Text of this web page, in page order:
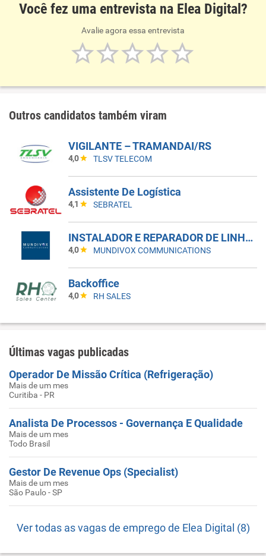
Você fez uma entrevista na Elea Digital?
Avalie agora essa entrevista
Outros candidatos também viram
VIGILANTE – TRAMANDAI/RS
4,0 TLSV TELECOM
Assistente De Logística
4,1 SEBRATEL
INSTALADOR E REPARADOR DE LINHAS E APARELHOS DE TELECOMUNICACAO I
4,0 MUNDIVOX COMMUNICATIONS
Backoffice
4,0 RH SALES
Últimas vagas publicadas
Operador De Missão Crítica (Refrigeração)
Mais de um mes
Curitiba - PR
Analista De Processos - Governança E Qualidade
Mais de um mes
Todo Brasil
Gestor De Revenue Ops (Specialist)
Mais de um mes
São Paulo - SP
Ver todas as vagas de emprego de Elea Digital (8)